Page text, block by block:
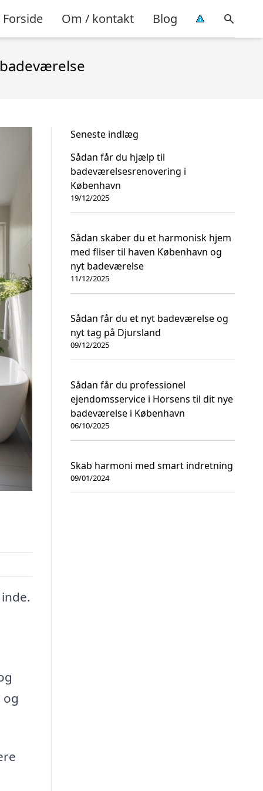
Forside Om / kontakt Blog
Seneste indlæg
Sådan får du hjælp til
badeværelsesrenovering i
København
19/12/2025
Sådan skaber du et harmonisk hjem
med fliser til haven København og
nyt badeværelse
11/12/2025
Sådan får du et nyt badeværelse og
nyt tag på Djursland
09/12/2025
Sådan får du professionel
ejendomsservice i Horsens til dit nye
badeværelse i København
06/10/2025
Skab harmoni med smart indretning
09/01/2024